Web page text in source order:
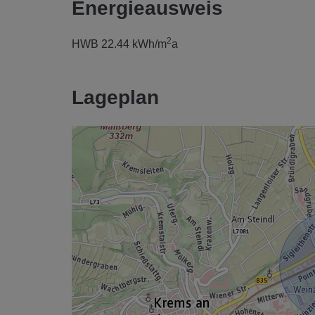
Energieausweis
HWB 22.44 kWh/m2a
Lageplan